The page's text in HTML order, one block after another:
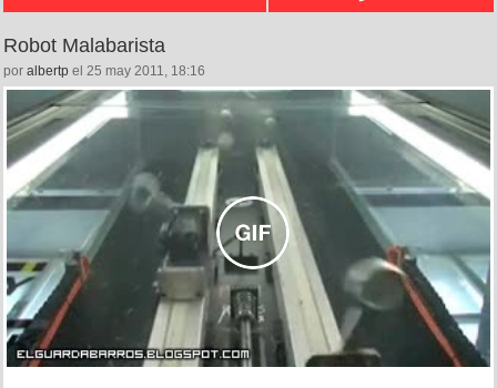
Robot Malabarista
por albertp el 25 may 2011, 18:16